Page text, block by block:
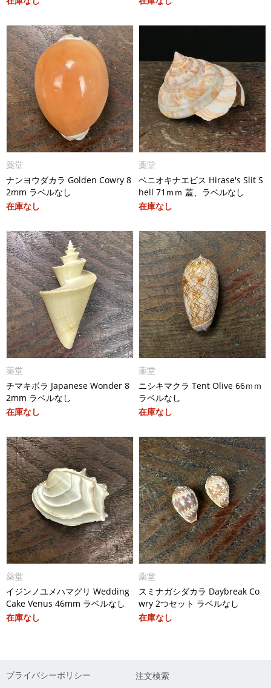
薬堂
ナンヨウダカラ Golden Cowry 8
2mm ラベルなし
在庫なし
薬堂
ベニオキナエビス Hirase's Slit S
hell 71ｍｍ 蓋、ラベルなし
在庫なし
薬堂
チマキボラ Japanese Wonder 8
2mm ラベルなし
在庫なし
薬堂
ニシキマクラ Tent Olive 66ｍｍ
ラベルなし
在庫なし
薬堂
イジンノユメハマグリ Wedding
Cake Venus 46mm ラベルなし
在庫なし
薬堂
スミナガシダカラ Daybreak Co
wry 2つセット ラベルなし
在庫なし
プライバシーポリシー
注文検索